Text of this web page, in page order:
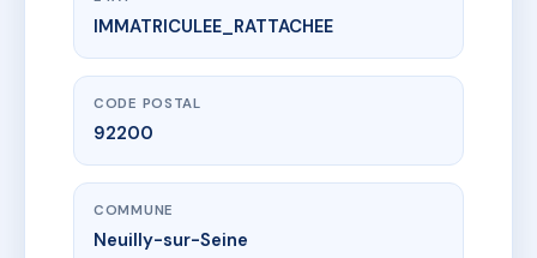
www.vme.plus/AD1488253
SDC 83 rue Perronet
83 r perronet92200 Neuilly-sur-Seine
IMMATRICULEE_RATTACHEE
CODE POSTAL
92200
COMMUNE
Neuilly-sur-Seine